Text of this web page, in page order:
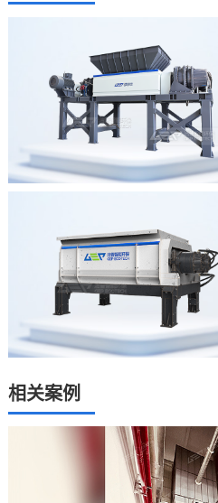
相关案例